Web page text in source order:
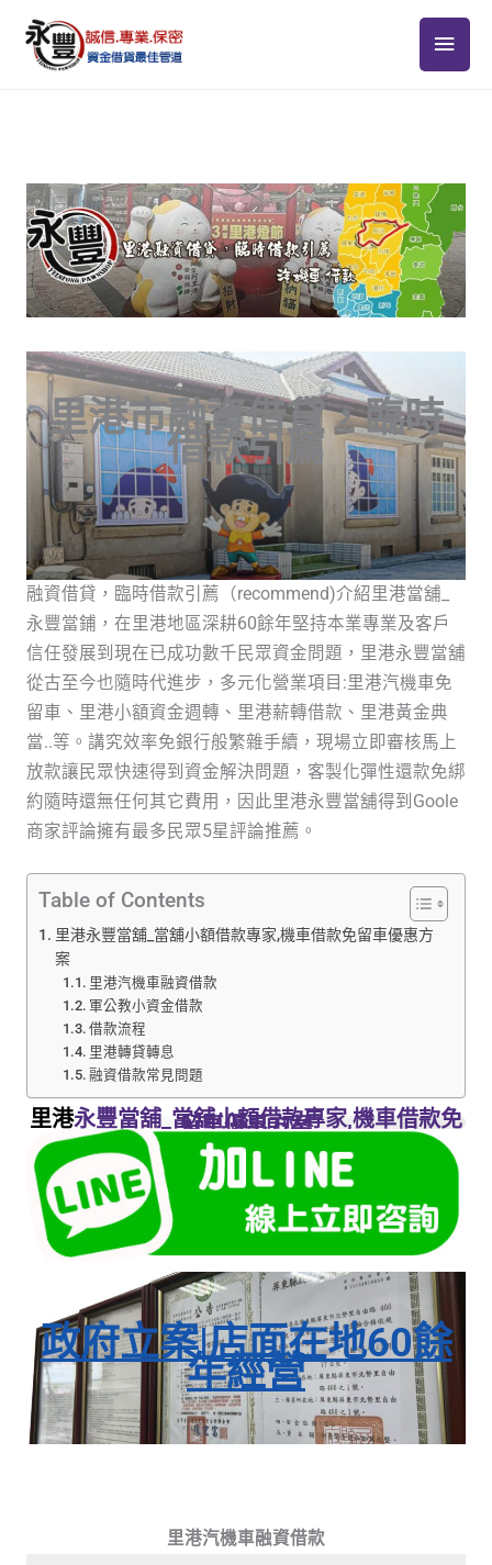
主
單
里港市融資借貸，臨時
借款引薦
融資借貸，臨時借款引薦（recommend)介紹里港當舖_
永豐當鋪，在里港地區深耕60餘年堅持本業專業及客戶
信任發展到現在已成功數千民眾資金問題，里港永豐當舖
從古至今也隨時代進步，多元化營業項目:里港汽機車免
留車、里港小額資金週轉、里港薪轉借款、里港黃金典
當..等。講究效率免銀行般繁雜手續，現場立即審核馬上
放款讓民眾快速得到資金解決問題，客製化彈性還款免綁
約隨時還無任何其它費用，因此里港永豐當舖得到Goole
商家評論擁有最多民眾5星評論推薦。
Table of Contents
里港永豐當舖_當舖小額借款專家,機車借款免留車優惠方
案
里港汽機車融資借款
軍公教小資金借款
借款流程
里港轉貸轉息
融資借款常見問題
里港永豐當舖_當舖小額借款專家,機車借款免
留車優惠方案
政府立案|店面在地60餘
年經營
里港汽機車融資借款